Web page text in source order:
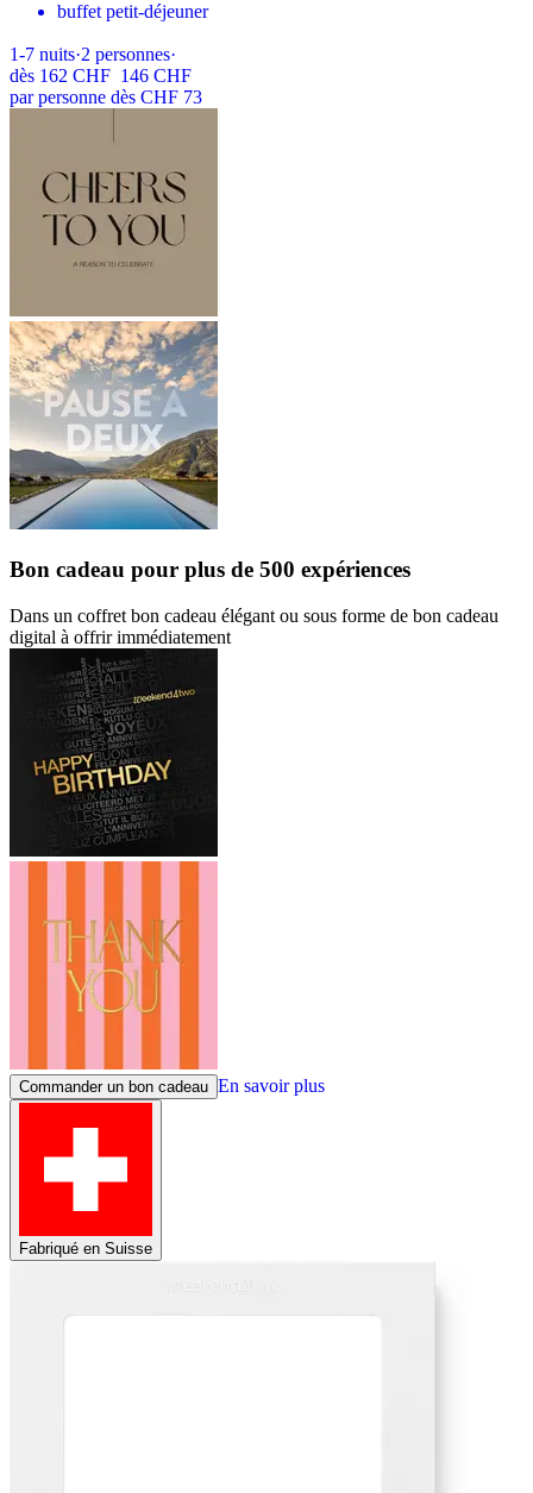
buffet petit-déjeuner
1-7 nuits·2 personnes·
dès 162 CHF 146 CHF
par personne dès CHF 73
Bon cadeau pour plus de 500 expériences
Dans un coffret bon cadeau élégant ou sous forme de bon cadeau
digital à offrir immédiatement
Commander un bon cadeau En savoir plus
Fabriqué en Suisse